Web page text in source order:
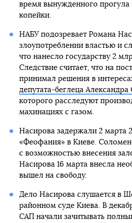
время вынужденного прогула
копейки.
НАБУ подозревает Романа
злоупотреблении властью и
что нанесло государству 2
Следствие считает, что на
принимал решения в
депутата-беглеца
которого расследуют
махинациях с газом.
Насирова задержали 2 марта
«Феофания» в Киеве.
с возможностью внесения
Насирова 16 марта внесла
вышел на свободу.
Дело Насирова слушается в
районном суде Киева. В
САП начали зачитывать